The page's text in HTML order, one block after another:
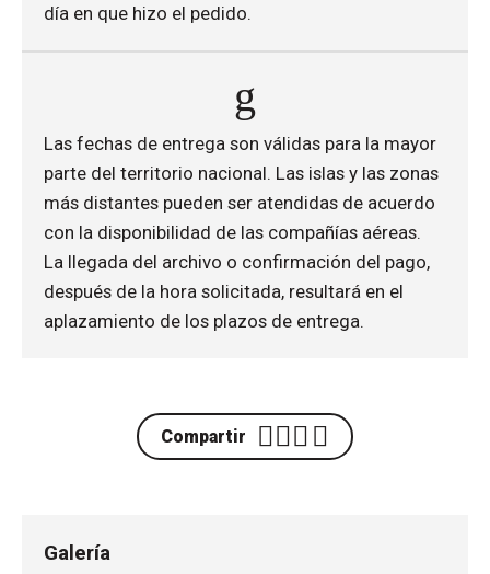
día en que hizo el pedido.
Las fechas de entrega son válidas para la mayor
parte del territorio nacional. Las islas y las zonas
más distantes pueden ser atendidas de acuerdo
con la disponibilidad de las compañías aéreas.
La llegada del archivo o confirmación del pago,
después de la hora solicitada, resultará en el
aplazamiento de los plazos de entrega.
Compartir
Galería